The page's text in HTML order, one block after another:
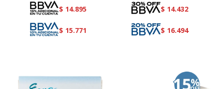
$ 14.895
$ 15.771
$ 14.432
$ 16.494